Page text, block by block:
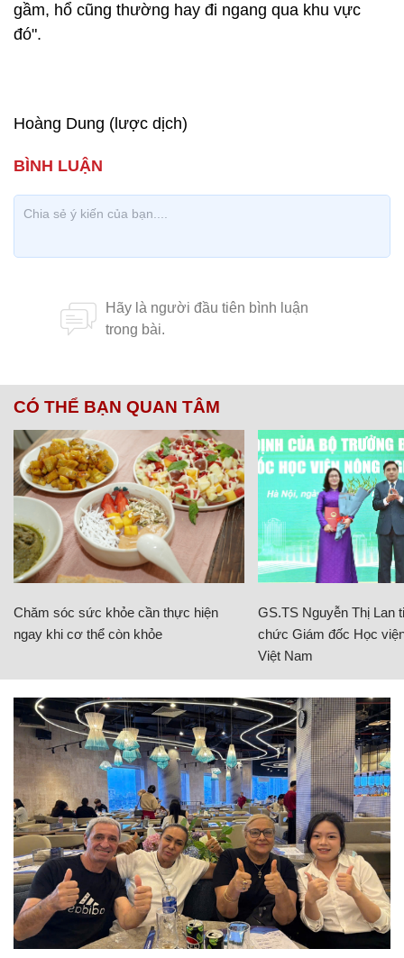
gầm, hổ cũng thường hay đi ngang qua khu vực
đó".
Hoàng Dung (lược dịch)
CÓ THỂ BẠN QUAN TÂM
Chăm sóc sức khỏe cần thực hiện
ngay khi cơ thể còn khỏe
GS.TS Nguyễn Thị Lan
chức Giám đốc Học
Việt Nam